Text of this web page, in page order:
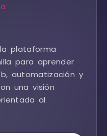
plataforma
para aprender
automatización y
una visión
al